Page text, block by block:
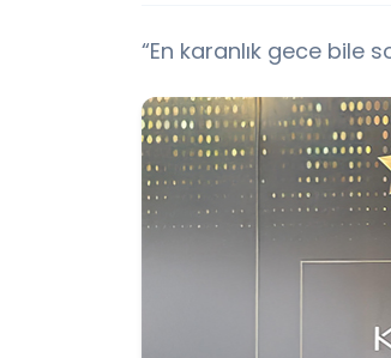
“En karanlık gece bile